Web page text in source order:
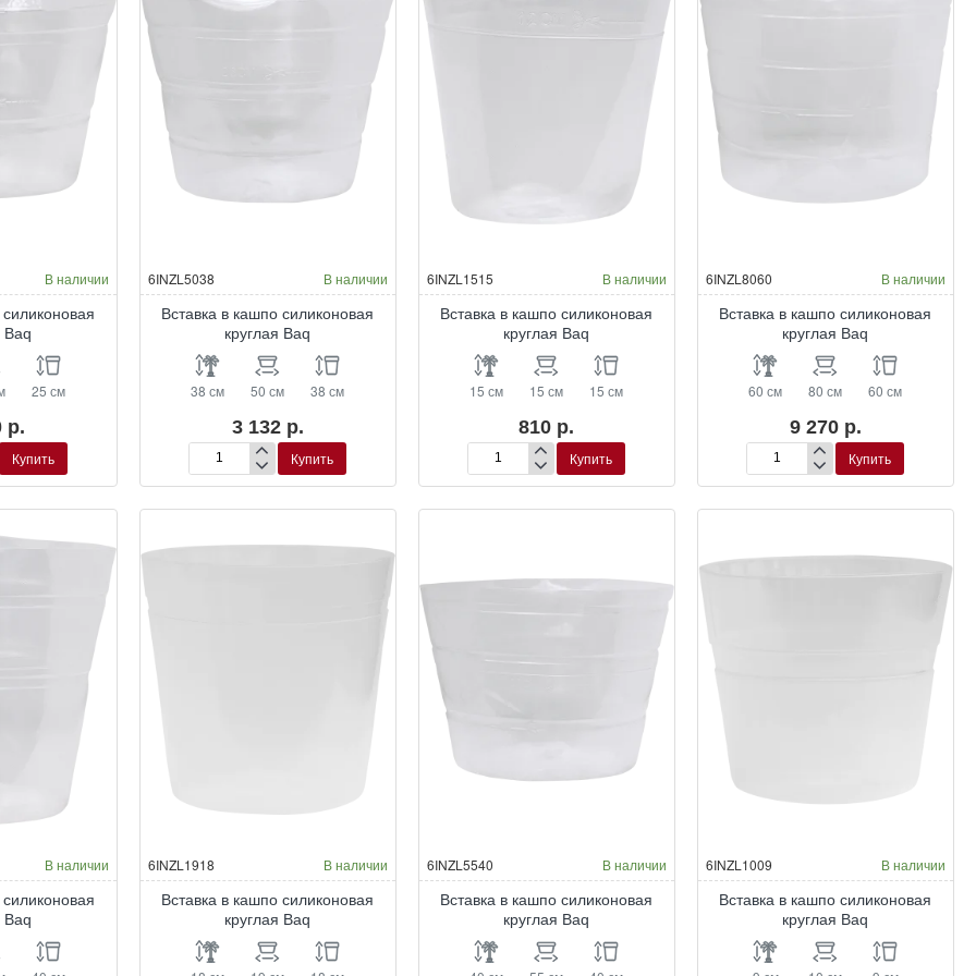
В наличии
Baq
25 см
р.
Купить
6INZL5038 В наличии
Вставка в кашпо силиконовая
круглая Baq
38 см 50 см 38 см
3 132 р.
Вставка
в
кашпо
круглая
Купить
6INZL1515 В наличии
Вставка в кашпо силиконовая
круглая Baq
15 см 15 см 15 см
810 р.
Вставка
в
кашпо
Купить
6INZL8060 В наличии
Вставка в кашпо силиконовая
круглая Baq
60 см 80 см 60 см
9 270 р.
Вставка
в
кашпо
Купить
В наличии
Baq
6INZL1918 В наличии
Вставка в кашпо силиконовая
круглая Baq
6INZL5540 В наличии
Вставка в кашпо силиконовая
круглая Baq
6INZL1009 В наличии
Вставка в кашпо силиконовая
круглая Baq